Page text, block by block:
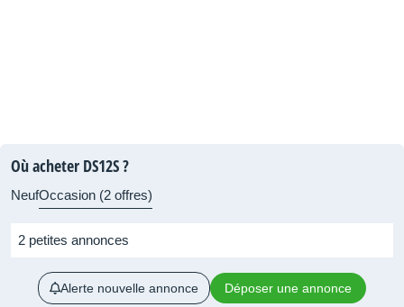
Où acheter DS12S ?
NeufOccasion (2 offres)
2 petites annonces
Alerte nouvelle annonce Déposer une annonce